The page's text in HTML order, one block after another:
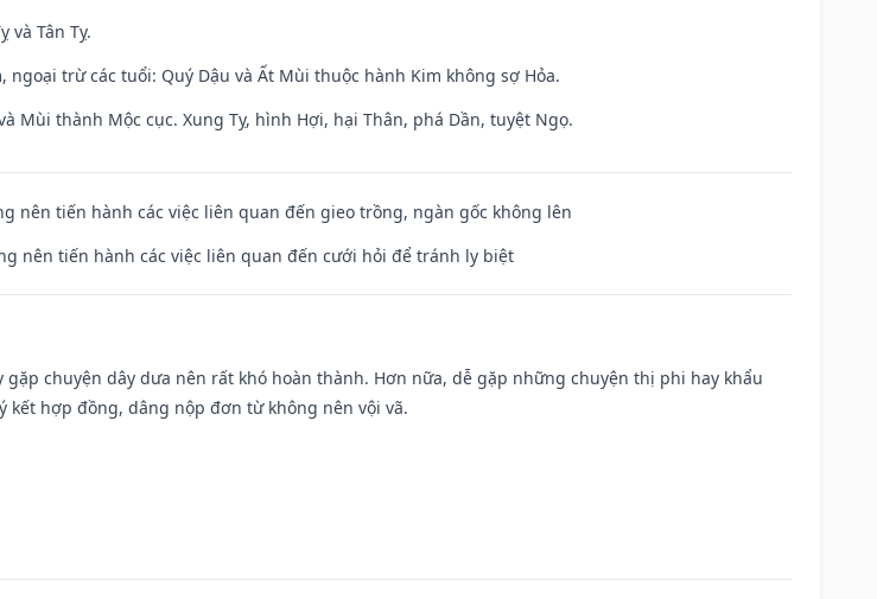
và Tân Tỵ.
trừ các tuổi: Quý Dậu và Ất Mùi thuộc hành Kim không sợ Hỏa.
Mùi thành Mộc cục. Xung Tỵ, hình Hợi, hại Thân, phá Dần, tuyệt Ngọ.
nên tiến hành các việc liên quan đến gieo trồng, ngàn gốc không lên
nên tiến hành các việc liên quan đến cưới hỏi để tránh ly biệt
chuyện dây dưa nên rất khó hoàn thành. Hơn nữa, dễ gặp những chuyện thị phi hay khẩu
kết hợp đồng, dâng nộp đơn từ không nên vội vã.